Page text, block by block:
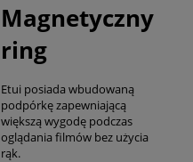
Magnetyczny
ring
Etui posiada wbudowaną
podpórkę zapewniającą
większą wygodę podczas
oglądania filmów bez użycia
rąk.